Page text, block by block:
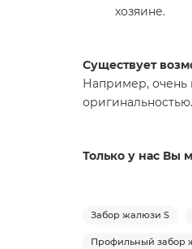
хозяине.
Существует
Например, очень
оригинальностью.
Только у нас Вы
Забор жалюзи S
Профильный забор